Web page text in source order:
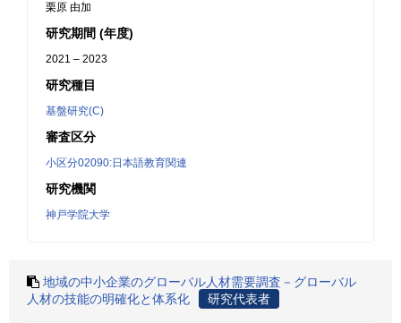
栗原 由加
研究期間 (年度)
2021 – 2023
研究種目
基盤研究(C)
審査区分
小区分02090:日本語教育関連
研究機関
神戸学院大学
地域の中小企業のグローバル人材需要調査－グローバル
人材の技能の明確化と体系化
研究代表者